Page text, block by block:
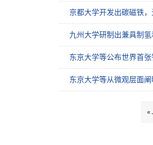
京都大学开发出碳磁铁
九州大学研制出兼具制
东京大学等公布世界首
东京大学等从微观层面
«